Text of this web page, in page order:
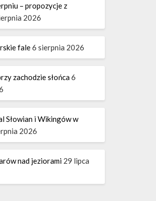
– propozycje z
2026
fale6 sierpnia 2026
zachodzie słońca6
Słowian i Wikingów w
2026
nad jeziorami 29 lipca